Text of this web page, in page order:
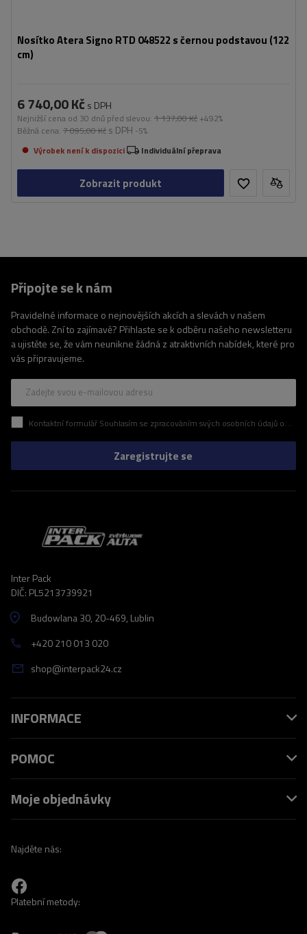
Nosítko Atera Signo RTD 048522 s černou podstavou (122
cm)
6 740,00 Kč s DPH
Nejnižší cena od 30 dnů před slevou: 1 137,00 Kč +492%
Běžná cena: 7 095,00 Kč s DPH -5%
Výrobek není k dispozici
Individuální přeprava
Zobrazit produkt
Připojte se k nám
Pravidelné informace o nejnovějších akcích a slevách v našem
obchodě. Zní to zajímavě? Přihlaste se k odběru našeho newsletteru
a ujistěte se, že vám neunikne žádná z atraktivních nabídek, které pro
vás připravujeme.
Zadejte svou e-mailovou adresu
Kontaktní formulář Souhlasím se zpracováním svých osobních údajů obsažených v kontaktním formuláři v souladu s nařízením Evropského parlamentu a Rady (EU)
Zaregistrujte se
Inter Pack
DIČ: PL5213739921
Budowlana 30, 20-469, Lublin
+420 210 013 020
shop@interpack24.cz
INFORMACE
POMOC
Moje objednávky
Najděte nás:
Platební metody: